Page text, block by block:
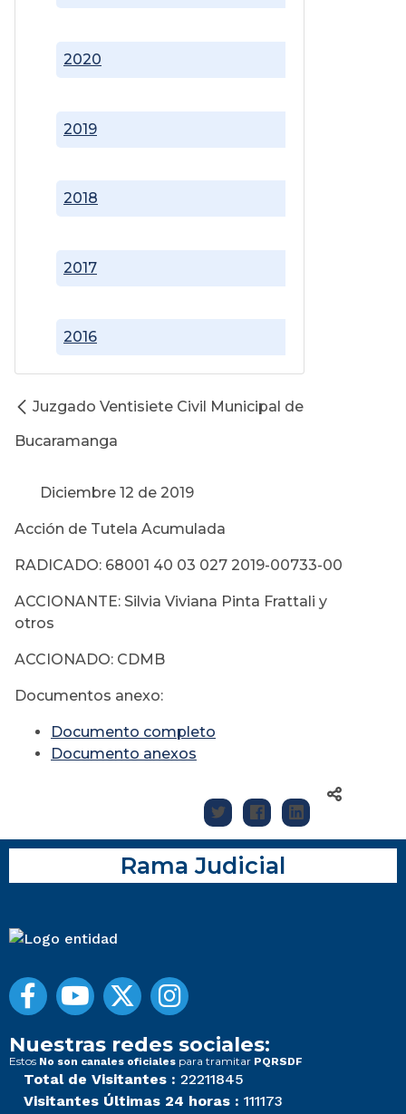
2016
2017
2018
2019
2020
Juzgado Ventisiete Civil Municipal de
Bucaramanga
Diciembre 12 de 2019
Acción de Tutela Acumulada
RADICADO: 68001 40 03 027 2019-00733-00
ACCIONANTE: Silvia Viviana Pinta Frattali y
otros
ACCIONADO: CDMB
Documentos anexo:
Documento completo
Documento anexos
Rama Judicial
Nuestras redes sociales:
Estos No son canales oficiales para tramitar PQRSDF
Total de Visitantes : 22211845
Visitantes Últimas 24 horas : 111173